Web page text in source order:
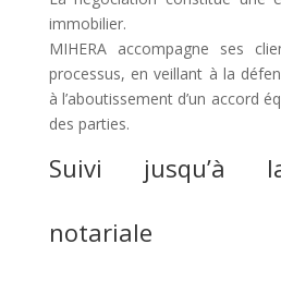
immobilier.
MIHERA accompagne ses
processus, en veillant à la
à l’aboutissement d’un accord
des parties.
Suivi jusqu’à
notariale